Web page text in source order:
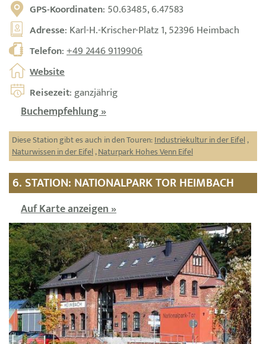
GPS-Koordinaten: 50.63485, 6.47583
Adresse: Karl-H.-Krischer-Platz 1, 52396 Heimbach
Telefon:+49 2446 9119906
Website
Reisezeit: ganzjährig
Buchempfehlung »
Diese Station gibt es auch in den Touren:Industriekultur in der Eifel,
Naturwissen in der Eifel,Naturpark Hohes Venn Eifel
6. STATION: NATIONALPARK TOR HEIMBACH
Auf Karte anzeigen »